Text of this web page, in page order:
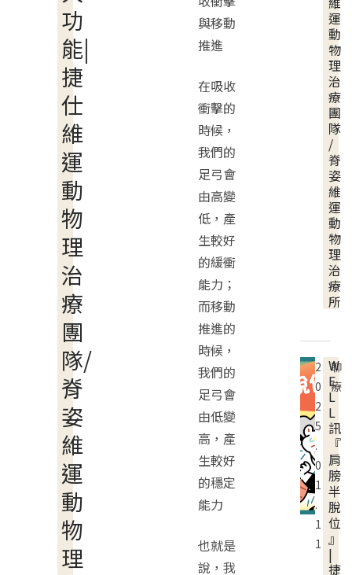
功
能|
捷
仕
維
運
動
物
理
治
療
團
隊/
脊
姿
維
運
動
物
理
與移動
推進
在吸收
衝擊的
時候，
我們的
足弓會
由高變
低，產
生較好
的緩衝
能力；
而移動
推進的
時候，
我們的
足弓會
由低變
高，產
生較好
的穩定
能力
也就是
說，我
運
動
物
理
治
療
團
隊
/
脊
姿
維
運
動
物
理
治
療
所
2
0
2
5
.
0
1
.
1
1
聊
療
W
E
L
L
訊
『
肩
膀
半
脫
位
』
|
捷